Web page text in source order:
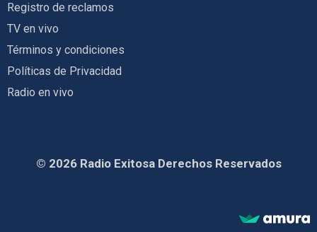
Registro de reclamos
TV en vivo
Términos y condiciones
Políticas de Privacidad
Radio en vivo
© 2026 Radio Exitosa Derechos Reservados